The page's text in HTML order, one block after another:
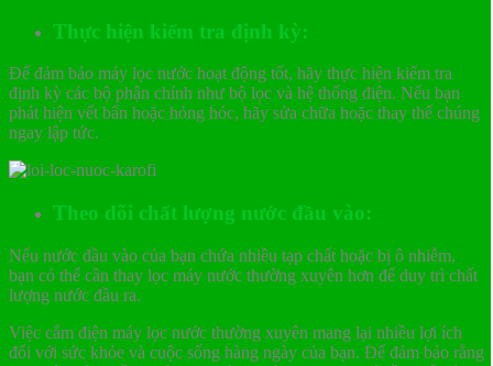
Thực hiện kiểm tra định kỳ:
Để đảm bảo máy lọc nước hoạt động tốt, hãy thực hiện kiểm tra
định kỳ các bộ phận chính như bộ lọc và hệ thống điện. Nếu bạn
phát hiện vết bẩn hoặc hỏng hóc, hãy sửa chữa hoặc thay thế chúng
ngay lập tức.
Theo dõi chất lượng nước đầu vào:
Nếu nước đầu vào của bạn chứa nhiều tạp chất hoặc bị ô nhiễm,
bạn có thể cần thay lọc máy nước thường xuyên hơn để duy trì chất
lượng nước đầu ra.
Việc cắm điện máy lọc nước thường xuyên mang lại nhiều lợi ích
đối với sức khỏe và cuộc sống hàng ngày của bạn. Để đảm bảo rằng